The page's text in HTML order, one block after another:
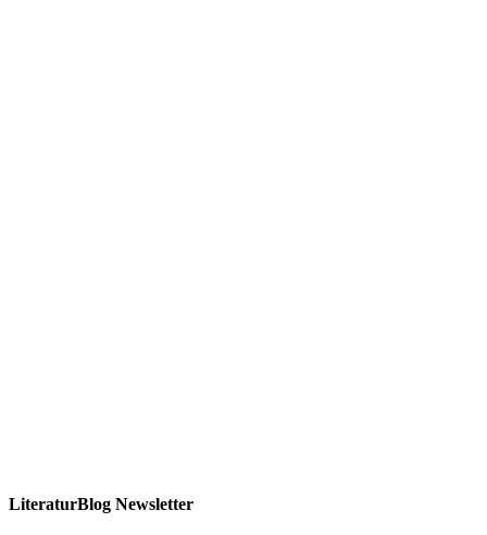
LiteraturBlog Newsletter